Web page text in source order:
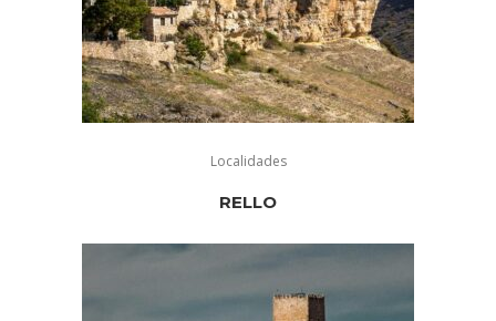
Localidades
RELLO